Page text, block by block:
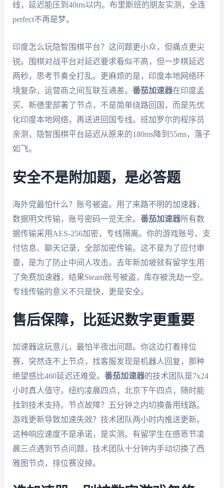
线，延迟能压到40ms以内。布里斯班的朋友实测，全连
perfect不再是梦。
印度怎么玩隐智围棋平台？这问题更小众，但痛点更尖
锐。围棋对战平台对延迟要求看似不高，但一步棋延迟
两秒，思考节奏全打乱。更麻烦的是，印度本地网络环
境复杂，运营商之间互联互通差。 番茄加速器在印度孟
买、新德里部署了节点，不是简单绕路回国，而是先优
化印度本地网络，再送进回国专线。班加罗尔的程序员
亲测，隐智围棋平台延迟从原来的180ms降到55ms，落子
如飞。
安全不是附加题，是必答题
海外党最怕什么？账号被盗。用了来路不明的加速器，
数据明文传输，账号密码一览无余。 番茄加速器所有数
据传输采用AES-256加密，专线隔离。你的游戏账号、支
付信息、聊天记录，全部加密传输。这不是为了应付审
查，是为了防止中间人攻击。去年新加坡就有留学生用
了免费加速器，结果Steam账号被盗，库存被洗劫一空。
专线传输的意义不只是快，更是安全。
售后保障，比延迟数字更重要
加速器这玩意儿，最怕半夜出问题。你这边打着排位
赛，突然连不上节点，找客服发现是机器人回复，那种
绝望感比460延迟还难受。 番茄加速器的技术团队是7x24
小时真人值守。纽约凌晨四点，北京下午四点，随时能
找到技术支持。节点故障？五分钟之内切换备用线路。
游戏更新导致加速失效？技术团队两小时内推送更新。
这种响应速度不是承诺，是实测。有留学生在感恩节凌
晨三点遇到节点问题，技术团队十分钟内手动切换了西
雅图节点，排位赛没掉。